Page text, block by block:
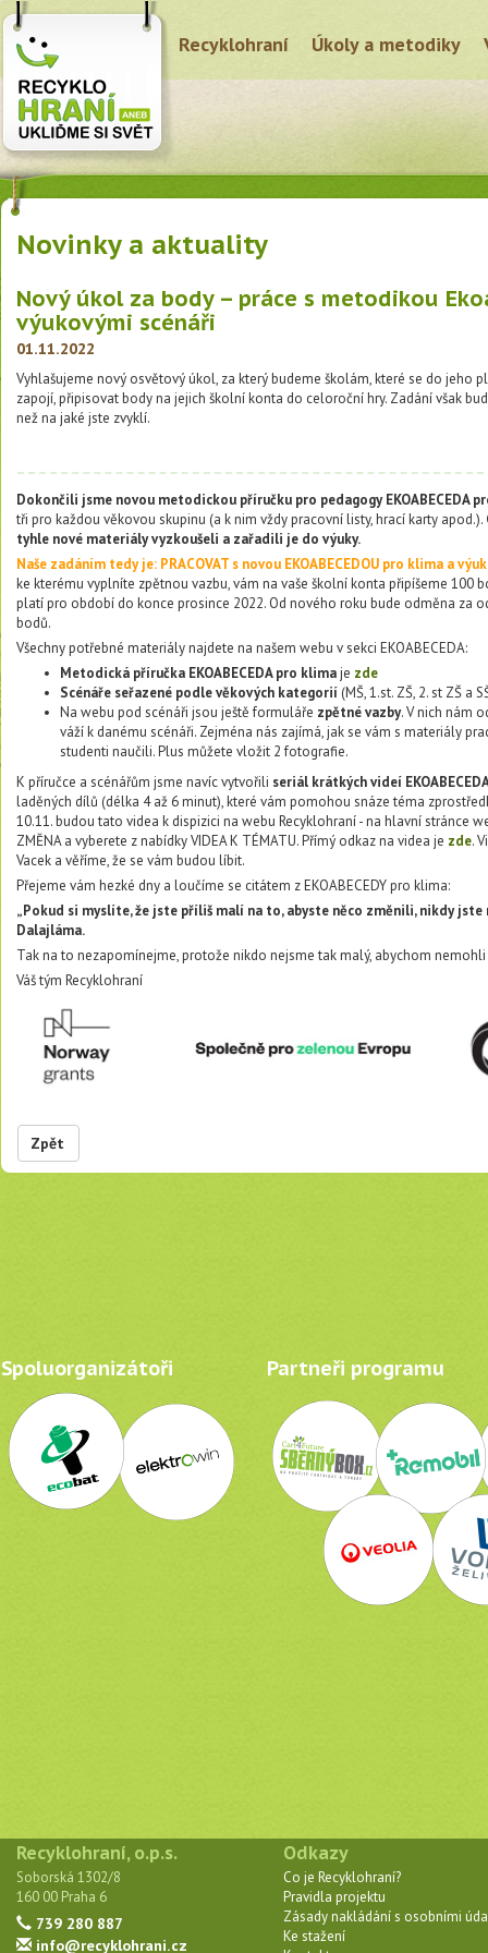
Recyklohraní Úkoly a metodiky
Novinky a aktuality
Nový úkol za body – práce s metodikou
výukovými scénáři
01.11.2022
Vyhlašujeme nový osvětový úkol, za který budeme školám, které se do jeho
zapojí, připisovat body na jejich školní konta do celoroční hry. Zadání však
než na jaké jste zvyklí.
Dokončili jsme novou metodickou příručku pro pedagogy EKOABECEDA
tři pro každou věkovou skupinu (a k nim vždy pracovní listy, hrací karty apod.).
tyhle nové materiály vyzkoušeli a zařadili je do výuky.
Naše zadáním tedy je: PRACOVAT s novou EKOABECEDOU pro klima a
ke kterému vyplníte zpětnou vazbu, vám na vaše školní konta připíšeme 100
platí pro období do konce prosince 2022. Od nového roku bude odměna za
bodů.
Všechny potřebné materiály najdete na našem webu v sekci EKOABECEDA:
Metodická příručka EKOABECEDA pro klimaje zde
Scénáře seřazené podle věkových kategorií (MŠ, 1.st. ZŠ, 2. st ZŠ a
Na webu pod scénáři jsou ještě formuláře zpětné vazby. V nich nám
váží k danému scénáři. Zejména nás zajímá, jak se vám s materiály
studenti naučili. Plus můžete vložit 2 fotografie.
K příručce a scénářům jsme navíc vytvořili seriál krátkých videí
laděných dílů (délka 4 až 6 minut), které vám pomohou snáze téma
10.11. budou tato videa k dispizici na webu Recyklohraní - na hlavní stránce
ZMĚNA a vyberete z nabídky VIDEA K TÉMATU. Přímý odkaz na videa je zde.
Vacek a věříme, že se vám budou líbit.
Přejeme vám hezké dny a loučíme se citátem z EKOABECEDY pro klima:
„Pokud si myslíte, že jste příliš malí na to, abyste něco změnili, nikdy jste
Dalajláma.
Tak na to nezapomínejme, protože nikdo nejsme tak malý, abychom
Váš tým Recyklohraní
Zpět
Spoluorganizátoři Partneři programu
Recyklohraní, o.p.s.
Soborská 1302/8
160 00 Praha 6
739 280 887
info@recyklohrani.cz
Odkazy
Co je Recyklohraní?
Pravidla projektu
Zásady nakládání s osobními
Ke stažení